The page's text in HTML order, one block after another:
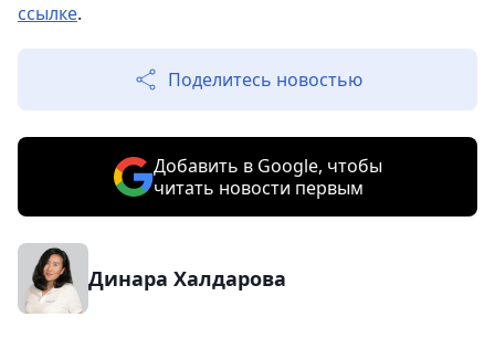
ссылке.
Поделитесь новостью
Добавить в Google, чтобы
читать новости первым
Динара Халдарова